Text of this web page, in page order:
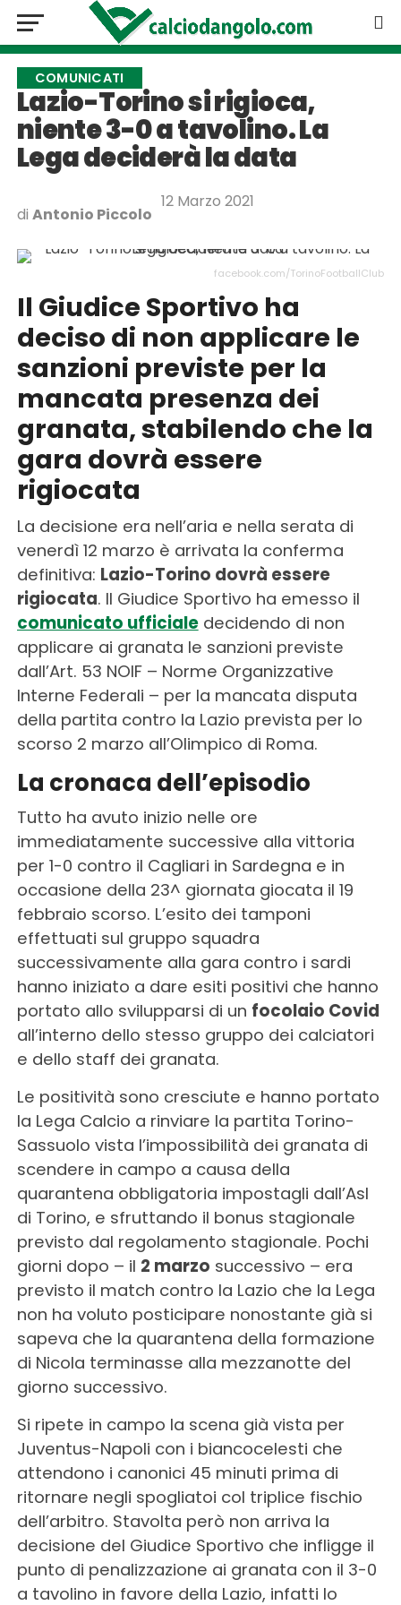
COMUNICATI
Lazio-Torino si rigioca,
niente 3-0 a tavolino. La
Lega deciderà la data
di Antonio Piccolo
12 Marzo 2021
facebook.com/TorinoFootballClub
Il Giudice Sportivo ha
deciso di non applicare le
sanzioni previste per la
mancata presenza dei
granata, stabilendo che la
gara dovrà essere
rigiocata
La decisione era nell’aria e nella serata di
venerdì 12 marzo è arrivata la conferma
definitiva: Lazio-Torino dovrà essere
rigiocata. Il Giudice Sportivo ha emesso il
comunicato ufficialedecidendo di non
applicare ai granata le sanzioni previste
dall’Art. 53 NOIF – Norme Organizzative
Interne Federali – per la mancata disputa
della partita contro la Lazio prevista per lo
scorso 2 marzo all’Olimpico di Roma.
La cronaca dell’episodio
Tutto ha avuto inizio nelle ore
immediatamente successive alla vittoria
per 1-0 contro il Cagliari in Sardegna e in
occasione della 23^ giornata giocata il 19
febbraio scorso. L’esito dei tamponi
effettuati sul gruppo squadra
successivamente alla gara contro i sardi
hanno iniziato a dare esiti positivi che hanno
portato allo svilupparsi di un focolaio Covid
all’interno dello stesso gruppo dei calciatori
e dello staff dei granata.
Le positività sono cresciute e hanno portato
la Lega Calcio a rinviare la partita Torino-
Sassuolo vista l’impossibilità dei granata di
scendere in campo a causa della
quarantena obbligatoria impostagli dall’Asl
di Torino, e sfruttando il bonus stagionale
previsto dal regolamento stagionale. Pochi
giorni dopo – il 2 marzo successivo – era
previsto il match contro la Lazio che la Lega
non ha voluto posticipare nonostante già si
sapeva che la quarantena della formazione
di Nicola terminasse alla mezzanotte del
giorno successivo.
Si ripete in campo la scena già vista per
Juventus-Napoli con i biancocelesti che
attendono i canonici 45 minuti prima di
ritornare negli spogliatoi col triplice fischio
dell’arbitro. Stavolta però non arriva la
decisione del Giudice Sportivo che infligge il
punto di penalizzazione ai granata con il 3-0
a tavolino in favore della Lazio, infatti lo